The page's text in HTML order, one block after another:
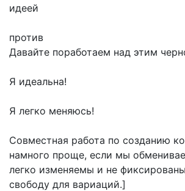
идеей
против
Давайте поработаем над этим
Я идеальна!
Я легко меняюсь!
Совместная работа по созданию
намного проще, если мы
легко изменяемы и не
свободу для вариаций.]